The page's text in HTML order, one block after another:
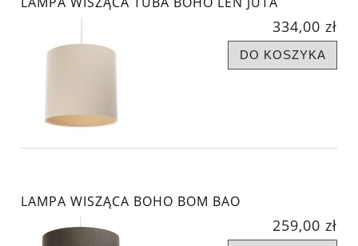
334,00 zł
DO KOSZYKA
LAMPA WISZĄCA BOHO BOM BAO
259,00 zł